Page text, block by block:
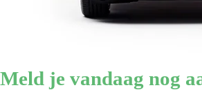
Meld je vandaag nog